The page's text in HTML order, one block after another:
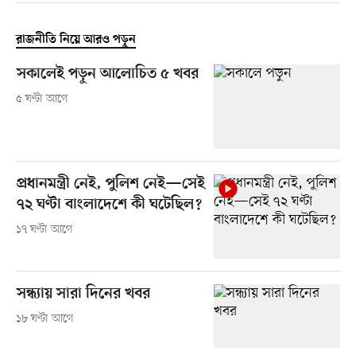
রাজনীতি নিয়ে আরও পড়ুন
সকালেই পড়ুন আলোচিত ৫ খবর
৫ ঘণ্টা আগে
প্রধানমন্ত্রী নেই, পুলিশ নেই—সেই
৭২ ঘণ্টা বাংলাদেশে কী ঘটেছিল?
১৭ ঘণ্টা আগে
সন্ধ্যায় সারা দিনের খবর
১৮ ঘণ্টা আগে